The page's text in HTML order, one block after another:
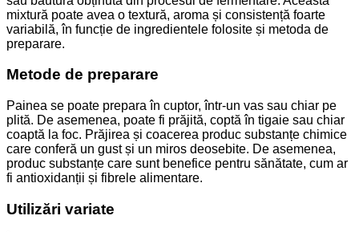
mixtură poate avea o textură, aroma și consistență foarte
variabilă, în funcție de ingredientele folosite și metoda de
preparare.
Metode de preparare
Painea se poate prepara în cuptor, într-un vas sau chiar pe
plită. De asemenea, poate fi prăjită, coptă în tigaie sau chiar
coaptă la foc. Prăjirea și coacerea produc substanțe chimice
care conferă un gust și un miros deosebite. De asemenea,
produc substanțe care sunt benefice pentru sănătate, cum ar
fi antioxidanții și fibrele alimentare.
Utilizări variate